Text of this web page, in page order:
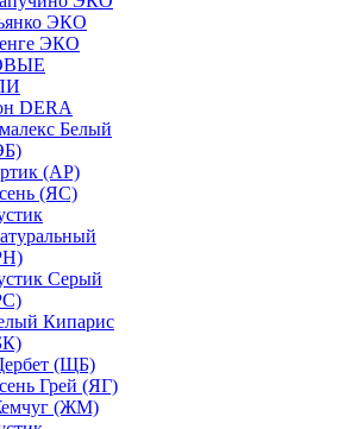
ЭКО
ЭКО
DERA
Белый
(АР)
(ЯС)
Серый
Кипарис
(ЩБ)
Грей (ЯГ)
(ЖМ)